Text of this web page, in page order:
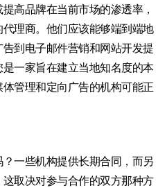
高品牌在当前市场的渗透率，
理商。他们应该能够端到端地
到电子邮件营销和网站开发提
一家旨在建立当地知名度的本
管理和定向广告的机构可能正
一些机构提供长期合同，而另
取决对参与合作的双方那种方